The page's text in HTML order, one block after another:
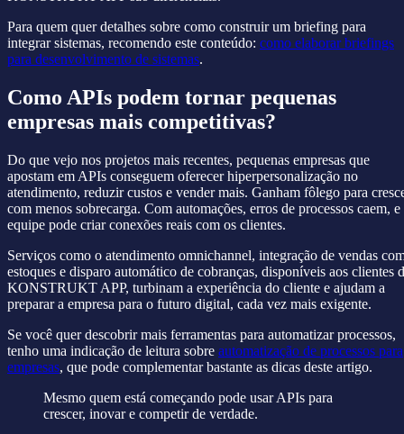
Para quem quer detalhes sobre como construir um briefing para
integrar sistemas, recomendo este conteúdo: como elaborar briefings
para desenvolvimento de sistemas.
Como APIs podem tornar pequenas
empresas mais competitivas?
Do que vejo nos projetos mais recentes, pequenas empresas que
apostam em APIs conseguem oferecer hiperpersonalização no
atendimento, reduzir custos e vender mais. Ganham fôlego para
com menos sobrecarga. Com automações, erros de processos caem, e
equipe pode criar conexões reais com os clientes.
Serviços como o atendimento omnichannel, integração de vendas
estoques e disparo automático de cobranças, disponíveis aos clientes
KONSTRUKT APP, turbinam a experiência do cliente e ajudam a
preparar a empresa para o futuro digital, cada vez mais exigente.
Se você quer descobrir mais ferramentas para automatizar processos,
tenho uma indicação de leitura sobre automatização de processos para
empresas, que pode complementar bastante as dicas deste artigo.
Mesmo quem está começando pode usar APIs para
crescer, inovar e competir de verdade.